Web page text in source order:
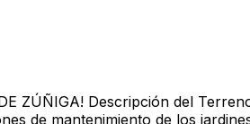
ZÚÑIGA! Descripción del
de mantenimiento de los